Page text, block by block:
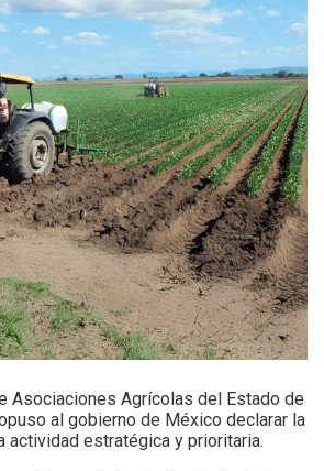
Asociaciones Agrícolas del Estado de
al gobierno de México declarar la
actividad estratégica y prioritaria.